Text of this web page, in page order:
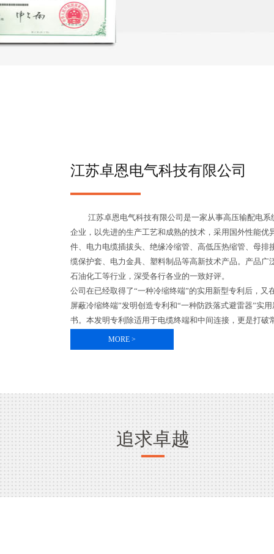
江苏卓恩电气科技有限公司
江苏卓恩电气科技有限公司是一家从事高压输配电系
企业，以先进的生产工艺和成熟的技术，采用国外性能
件、电力电缆插拔头、绝缘冷缩管、高低压热缩管、母
缆保护套、电力金具、塑料制品等高新技术产品。产品
石油化工等行业，深受各行各业的一致好评。
公司在已经取得了“一种冷缩终端”的实用新型专利后，
屏蔽冷缩终端”发明创造专利和“一种防跌落式避雷器”实
书。本发明专利除适用于电缆终端和中间连接，更是打
MORE >
追求卓越